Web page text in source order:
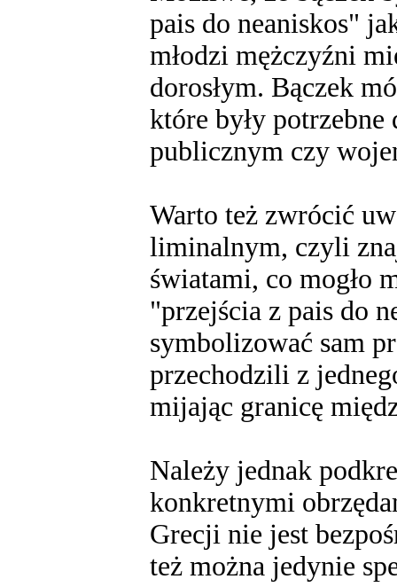
pais do neaniskos"
młodzi mężczyźni
dorosłym. Bączek
które były
publicznym czy
Warto też zwrócić
liminalnym, czyli
światami, co mogło
"przejścia z pais do
symbolizować sam
przechodzili z
mijając granicę
Należy jednak
konkretnymi
Grecji nie jest
też można jedynie